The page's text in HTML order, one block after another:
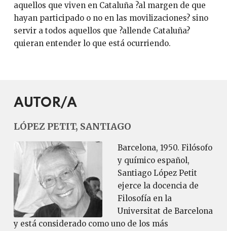
aquellos que viven en Cataluña ?al margen de que
hayan participado o no en las movilizaciones? sino
servir a todos aquellos que ?allende Cataluña?
quieran entender lo que está ocurriendo.
AUTOR/A
LÓPEZ PETIT, SANTIAGO
Barcelona, 1950. Filósofo
y químico español,
Santiago López Petit
ejerce la docencia de
Filosofía en la
Universitat de Barcelona
y está considerado como uno de los más